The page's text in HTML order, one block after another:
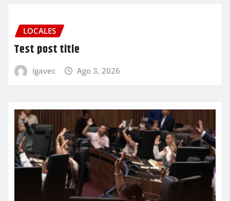
LOCALES
Test post title
igavec Ago 3, 2026